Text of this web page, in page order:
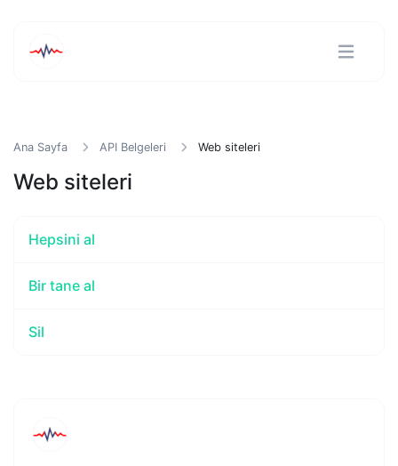
Ana Sayfa API Belgeleri Web siteleri
Web siteleri
Hepsini al
Bir tane al
Sil